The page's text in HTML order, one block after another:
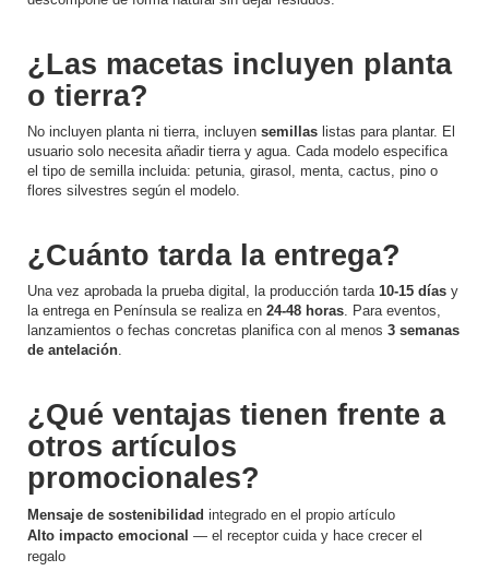
¿Las macetas incluyen planta
o tierra?
No incluyen planta ni tierra, incluyen semillas listas para plantar. El
usuario solo necesita añadir tierra y agua. Cada modelo especifica
el tipo de semilla incluida: petunia, girasol, menta, cactus, pino o
flores silvestres según el modelo.
¿Cuánto tarda la entrega?
Una vez aprobada la prueba digital, la producción tarda 10-15 días y
la entrega en Península se realiza en 24-48 horas . Para eventos,
lanzamientos o fechas concretas planifica con al menos 3 semanas
de antelación
¿Qué ventajas tienen frente a
otros artículos
promocionales?
Mensaje de sostenibilidad integrado en el propio artículo
Alto impacto emocional — el receptor cuida y hace crecer el
regalo